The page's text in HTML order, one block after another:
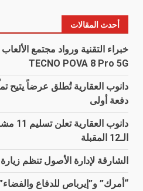
أحدث المقالات
خبراء التقنية ورواد مجتمع
TECNO POVA 8 Pro 5G
دانوب العقارية تُطلق عرضاً يتيح
دفعة أولى
دانوب
الـ12 المقبلة
الشارقة لإدارة الأصول تنظم
“أمرك” و”إيرباص للدفاع